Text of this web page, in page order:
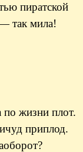
пиратской
так мила!
жизни плот.
приплод.